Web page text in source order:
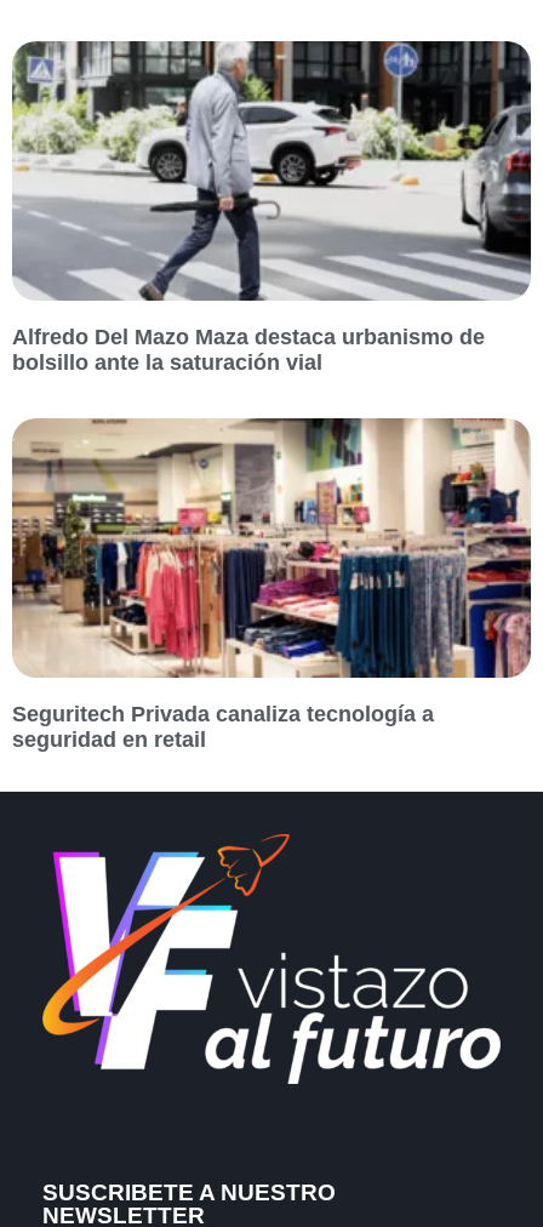
Alfredo Del Mazo Maza destaca urbanismo de
bolsillo ante la saturación vial
Seguritech Privada canaliza tecnología a
seguridad en retail
SUSCRIBETE A NUESTRO
NEWSLETTER